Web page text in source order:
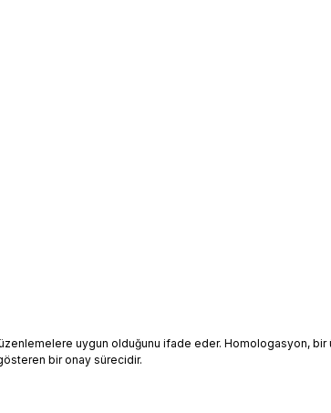
uygun olduğunu ifade eder. Homologasyon, bir
bir onay sürecidir.